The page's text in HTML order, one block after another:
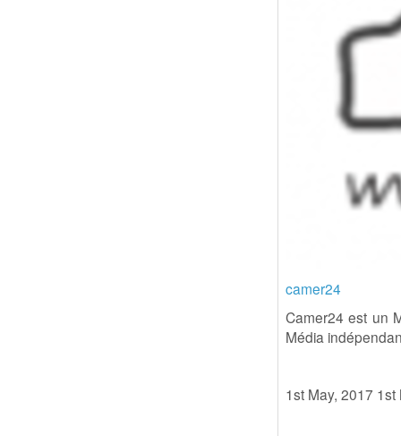
camer24
Camer24 est un
Média
1st May, 2017 1st